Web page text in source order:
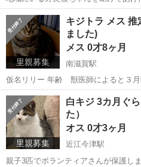
が保護されました。 代理で投稿して
す。 性格はとても人懐っこく甘えん坊です(*^^*) エイズ・白血病検
査 陰性 ...
滋賀 高島市 新旭駅 猫
里親募集
キジトラ メス 推
ました)
メス 0才8ヶ月
南滋賀駅
仮名リリー 年齢 獣医師によると３月頃に産まれたのではないかとの
ことです。 性格 まだ怖がりさん 攻撃性０ ナデナデ好きなので甘
滋賀 大津市 南滋賀駅 猫
里親募集
白キジ 3カ月ぐ
た）
オス 0才3ヶ月
近江今津駅
親子3匹でボランティアさんが保護し